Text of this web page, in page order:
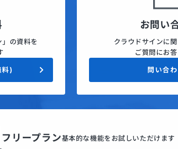
」の資料を
料)
お問い
クラウドサインに
ご質問にお
問い合
フリープラン基本的な機能をお試しいただけます